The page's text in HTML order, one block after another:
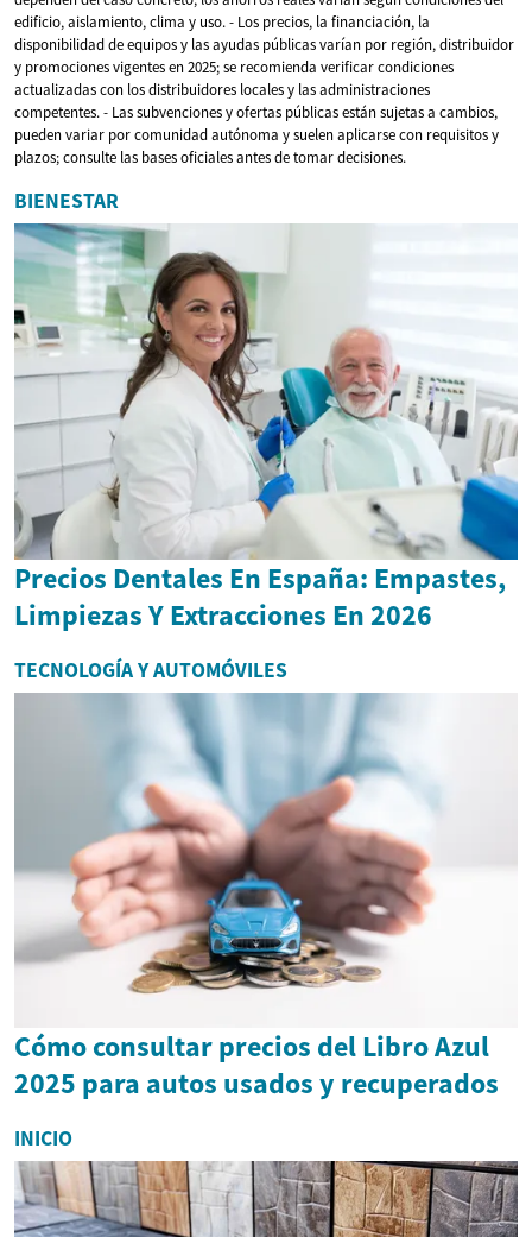
edificio, aislamiento, clima y uso. - Los precios, la financiación, la
disponibilidad de equipos y las ayudas públicas varían por región, distribuidor
y promociones vigentes en 2025; se recomienda verificar condiciones
actualizadas con los distribuidores locales y las administraciones
competentes. - Las subvenciones y ofertas públicas están sujetas a cambios,
pueden variar por comunidad autónoma y suelen aplicarse con requisitos y
plazos; consulte las bases oficiales antes de tomar decisiones.
BIENESTAR
Precios Dentales En España: Empastes,
Limpiezas Y Extracciones En 2026
TECNOLOGÍA Y AUTOMÓVILES
Cómo consultar precios del Libro Azul
2025 para autos usados y recuperados
INICIO